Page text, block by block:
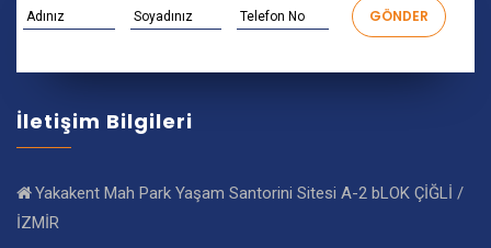
İletişim Bilgileri
Yakakent Mah Park Yaşam Santorini Sitesi A-2 bLOK ÇİĞLİ /
İZMİR